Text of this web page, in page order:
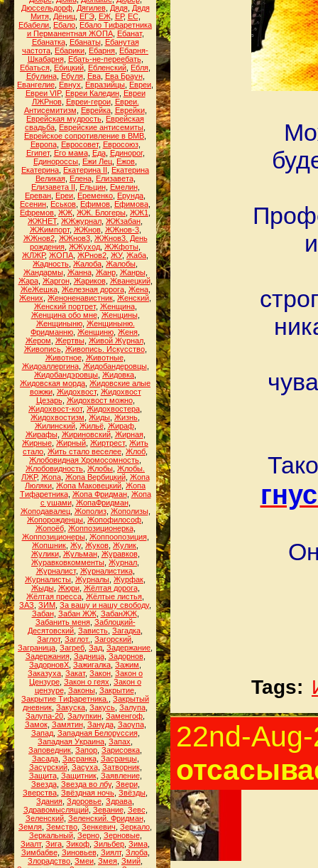
Дюссельдорф, Дягилев, Дядя, Дядя
Митя, Дёниц, ЕГЭ, ЕЖ, ЕР, ЕС,
Ебабели Ебало Ебало Тифаретника
и Перманентная ЖОПА, Ебанат,
Ебанатка, Ебанаты, Ебанутая
частота Ебарики Ебарня Ебарня-
Шкабарня, Ебать-не-переебать,
Ебаться Ебицкий Ебленский Ебля
Ебулина, Ебуля, Ева, Ева Браун,
Евангелие Евнух Евразийцы Евреи
Евреи VIP, Евреи Каледин, Евреи
ЛЖРнов, Евреи-герои, Евреи.
Антисемитизм
Еврейка, Еврейки,
Еврейская мудрость Еврейская
свадьба Еврейские антисемиты
Еврейское сопротивление в ВМВ
Европа, Евросовет, Евросоюз,
Египет, Его мама, Еда, Единорог,
Единороссы Ежи Лец Ежов
Екатерина Екатерина II
Екатерина
Великая, Елена, Елизавета,
Елизавета II
Ельцин, Емелин,
Ереван Ереи Еременко Ерунда
Есенин Еськов Ефимов Ефимова
Ефремов ЖЖ ЖЖ. Блогеры ЖЖ1
ЖЖНЕТ, ЖЖжурнал ЖЖзабан
ЖЖимпорт, ЖЖнов, ЖЖнов-3,
ЖЖнов2, ЖЖнов3, ЖЖнов3. День
рождения ЖЖуход ЖЖфоты
ЖЛЖР, ЖОПА ЖРнов2 ЖУ, Жаба
Жадность Жалоба Жалобы
Жандармы, Жанна, Жанр, Жанры,
Жара, Жаргон, Жариков, Жванецкий,
ЖеЖешка, Железная дорога, Жена,
Жених Женоненавистник Женский
Женский портрет, Женщина,
Женщина обо мне, Женщины,
Женщиныню, Женщиныню.
Фридманню Женщиню Женя
Жером Жертвы, Живой Журнал,
Живопись, Живопись. Искусство,
Животное, Животные,
Жидоаллергина, Жидобандеровцы,
Жидобандэровцы Жидовка
Жидовская морда Жидовские алые
вожжи, Жидохвост, Жидохвост
Цезарь, Жидохвост можно,
Жидохвост-кот, Жидохвостера
Жидохвостизм Жиды Жизнь
Жилинский, Жильё, Жираф,
Жирафы, Жириновский, Жирная,
Жирные Жирный Жиртрест, Жить
стало Жить стало веселее Жлоб
Жлобовидная Хромосомность
Жлобовидность Жлобы Жлобы.
ЛЖР, Жопа, Жопа Вербицкий, Жопа
Люляки Жопа Маковецкий Жопа
Тифаретника, Жопа Фридман, Жопа
с ушами, ЖопаФридман,
Жоподавалец, Жополиз, Жополизы,
Жопорожденцы Жопофилософ
Жопоёб, Жоппозиционерка,
Жоппозиционеры, Жоппоопозиция,
Жопшник Жу, Жуков Жулик
Жулики, Жульман, Журавков,
Журавковкомменты Журнал
Журналист, Журналистика,
Журналисты Журналы Журфак
Жыды, Жюри, Жёлтая дорога,
Жёлтая пресса Жёлтые листья
ЗАЗ ЗИМ За вашу и нашу свободу,
Забан, Забан ЖЖ, ЗабанЖЖ,
Забанить меня, Заблоцкий-
Десятовский Зависть Загадка
Заглот, Заглот. Загорский
Заграница Загреб Зад Задержание
Задержания, Задница, Задорнов,
ЗадорновХ Зажигалка Зажим
Заказуха Закат, Закон Закон о
Цензуре Закон о геях Закон о
цензуре, Законы, Закрытие,
Закрытие Тифаретника.
Закрытый
дневник Закуска Закусь Залупа
Залупа-20 Залупкин Заменгоф
Замок, Замятин, Зануда, Заоупа,
Запад, Западная Белоруссия,
Западная Украина Запах
Заповедник Запор Зарисовка
Засада, Засранка, Засранцы,
Засурский, Засуха, Затворник,
Защита, Защитник, Заявление,
Звезда, Звезда во лбу, Звери,
Зверства Звёздная ночь Звёзды
Здания Здоровье Здрава
Здравомыслящий, Зевание, Зевс
Зеленский, Зеленский. Фридман,
Земля Земство Зенкевич Зеркало
Зеркальный, Зерно, Зерновые,
Зиалт, Зига Зикоф Зильбер Зима
Зимбабве, Зиновьев, Зиялт, Злоба,
Злорадство Змеи Змея Змий
Tags:
22nd-